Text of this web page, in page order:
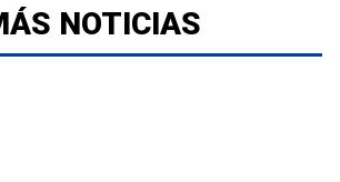
NOTICIAS